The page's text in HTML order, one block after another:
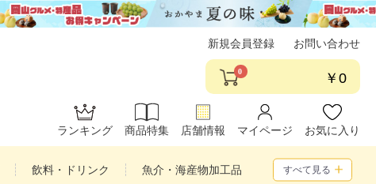
新規会員登録 お問い合わせ
0 ￥0
ランキング 商品特集 店舗情報 マイページ お気に入り
飲料・ドリンク 魚介・海産物加工品 すべて見る